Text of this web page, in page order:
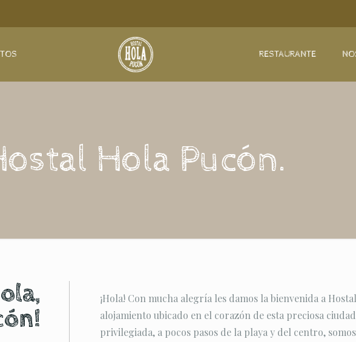
RESTAURANTE
Hola Pucón.
¡Hola! Con mucha alegría les damos la bienvenida a
alojamiento ubicado en el corazón de esta preciosa
privilegiada, a pocos pasos de la playa y del centro,